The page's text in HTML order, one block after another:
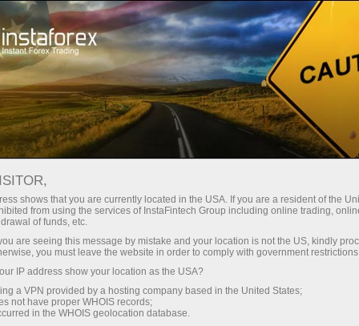
通过InstaForex获得真正竞争力的机
点差和手续费，以及股票和指数交
易的优惠条件
最低
每笔存款
30%奖金
交易速度
与赛道速度
shows that you are currently located in the USA. If you are a resident of the
from using the services of InstaFintech Group including online trading,
of funds, etc.
are seeing this message by mistake and your location is not the US, kindly
you must leave the website in order to comply with government
IP address show your location as the USA?
a VPN provided by a hosting company based in the United States;
not have proper WHOIS records;
in the WHOIS geolocation database.